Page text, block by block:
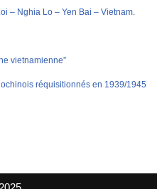
– Nghia Lo – Yen Bai – Vietnam.
vietnamienne”
réquisitionnés en 1939/1945